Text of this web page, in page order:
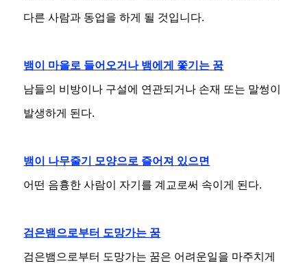
다른 사람과 동업을 하게 될 것입니다.
뱀이 마을로 들어오거나 뱀에게 쫓기는 꿈
남들의 비방이나 구설에 연관되거나 손재 또는 말썽이
발생하게 된다.
뱀이 나무줄기 모양으로 즐어져 있으면
어떤 음흉한 사람이 자기를 계교로써 속이게 된다.
검은뱀으로부터 도망가는 꿈
검은뱀으로부터 도망가는 꿈은 어려운일을 마주치게